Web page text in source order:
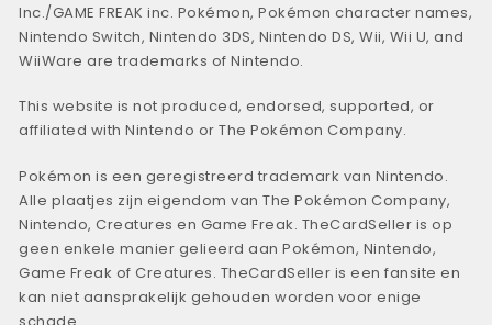
Inc./GAME FREAK inc. Pokémon, Pokémon character names,
Nintendo Switch, Nintendo 3DS, Nintendo DS, Wii, Wii U, and
WiiWare are trademarks of Nintendo.
This website is not produced, endorsed, supported, or
affiliated with Nintendo or The Pokémon Company.
Pokémon is een geregistreerd trademark van Nintendo.
Alle plaatjes zijn eigendom van The Pokémon Company,
Nintendo, Creatures en Game Freak. TheCardSeller is op
geen enkele manier gelieerd aan Pokémon, Nintendo,
Game Freak of Creatures. TheCardSeller is een fansite en
kan niet aansprakelijk gehouden worden voor enige
schade.